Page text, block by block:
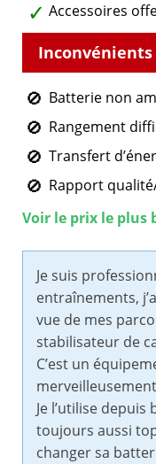
Accessoires
Batterie non
Rangement
Transfert
Rapport
Voir le prix le plus
Je suis
entraînements,
vue de mes
stabilisateur de
C’est un
Je l’utilise
toujours aussi
changer sa